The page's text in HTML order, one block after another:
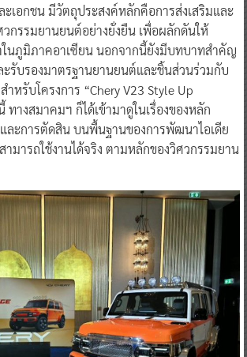
เอกชน มีวัตถุประสงค์หลักคือการส่งเสริมและ
กรรมยานยนต์อย่างยั่งยืน เพื่อผลักดันให้
ในภูมิภาคอาเซียน นอกจากนี้ยังมีบทบาทสำคัญ
รับรองมาตรฐานยานยนต์และชิ้นส่วนร่วมกับ
หรับโครงการ “Chery V23 Style Up
ทางสมาคมฯ ก็ได้เข้ามาดูในเรื่องของหลัก
ละการตัดสิน บนพื้นฐานของการพัฒนาไอเดีย
มารถใช้งานได้จริง ตามหลักของวิศวกรรมยาน